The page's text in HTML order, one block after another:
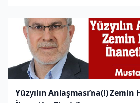
Yüzyılın Anlaşması’na(!) Zemin